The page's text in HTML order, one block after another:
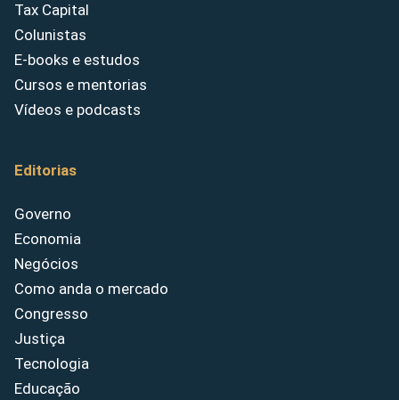
Tax Capital
Colunistas
E-books e estudos
Cursos e mentorias
Vídeos e podcasts
Editorias
Governo
Economia
Negócios
Como anda o mercado
Congresso
Justiça
Tecnologia
Educação